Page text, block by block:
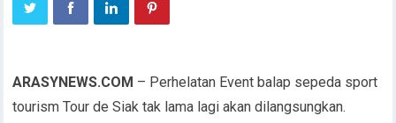
ARASYNEWS.COM – Perhelatan Event balap sepeda sport
tourism Tour de Siak tak lama lagi akan dilangsungkan.